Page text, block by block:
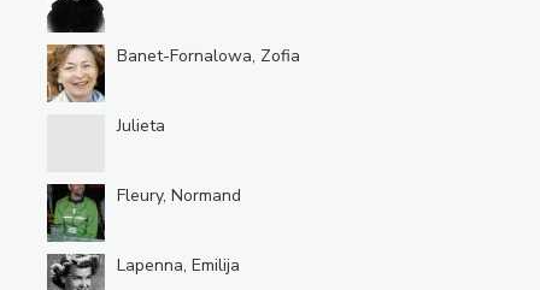
Banet-Fornalowa, Zofia
Julieta
Fleury, Normand
Lapenna, Emilija